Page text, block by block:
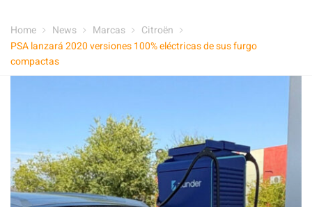
Home News Marcas
Citroën
PSA lanzará 2020 versiones 100% eléctricas de sus furgo
compactas